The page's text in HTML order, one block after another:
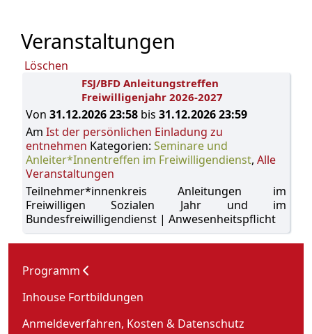
Veranstaltungen
Löschen
FSJ/BFD Anleitungstreffen
Freiwilligenjahr 2026-2027
Von 31.12.2026 23:58 bis 31.12.2026 23:59
Am Ist der persönlichen Einladung zu
entnehmen Kategorien: Seminare und
Anleiter*Innentreffen im Freiwilligendienst, Alle
Veranstaltungen
Teilnehmer*innenkreis Anleitungen im
Freiwilligen Sozialen Jahr und im
Bundesfreiwilligendienst | Anwesenheitspflicht
Programm
Inhouse Fortbildungen
Anmeldeverfahren, Kosten & Datenschutz